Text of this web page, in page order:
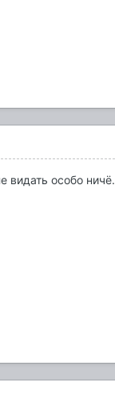
видать особо ничё.